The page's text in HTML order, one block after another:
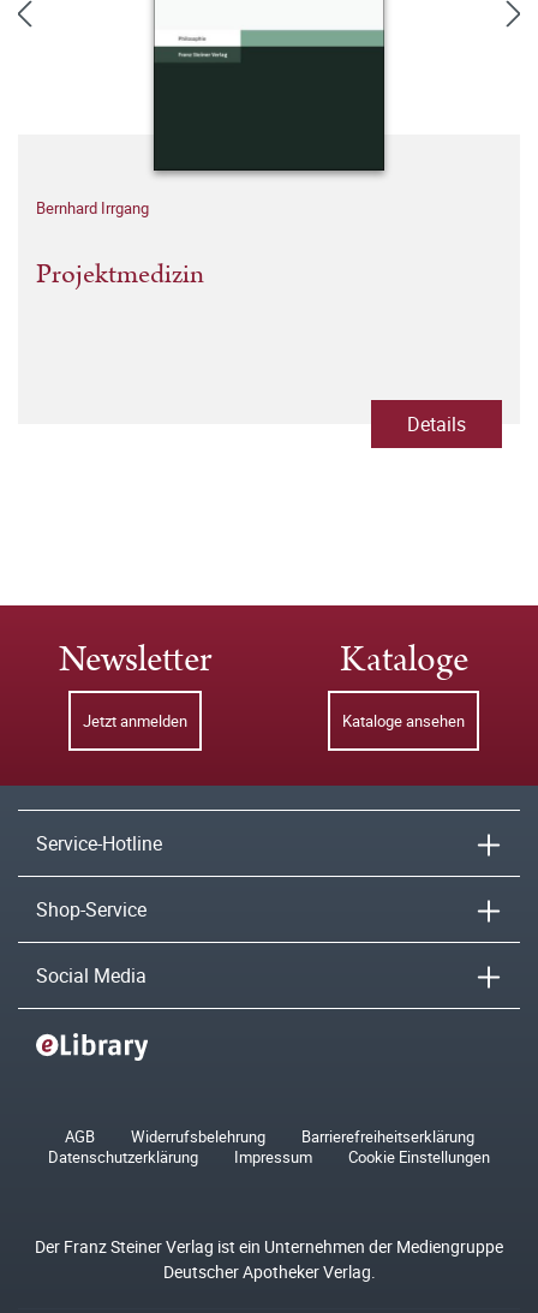
Bernhard Irrgang
Projektmedizin
Details
Newsletter
Jetzt anmelden
Kataloge
Kataloge ansehen
Service-Hotline
Shop-Service
Social Media
AGB Widerrufsbelehrung
Barrierefreiheitserklärung
Datenschutzerklärung
Impressum Cookie Einstellungen
Der Franz Steiner Verlag ist ein Unternehmen der Mediengruppe
Deutscher Apotheker Verlag.